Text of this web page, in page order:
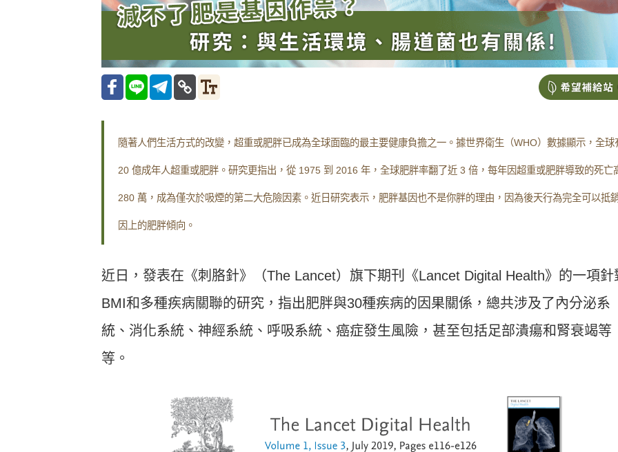
隨著人們生活方式的改變，超重或肥胖已成為全球面臨的最主要健康負擔之一。據世界衛生（WHO）數據顯示，全球
20 億成年人超重或肥胖。研究更指出，從 1975 到 2016 年，全球肥胖率翻了近 3 倍，每年因超重或肥胖導致的死亡
280 萬，成為僅次於吸煙的第二大危險因素。近日研究表示，肥胖基因也不是你胖的理由，因為後天行為完全可以抵
因上的肥胖傾向。
近日，發表在《刺胳針》（The Lancet）旗下期刊《Lancet Digital Health》的一項針
BMI和多種疾病關聯的研究，指出肥胖與30種疾病的因果關係，總共涉及了內分泌系
統、消化系統、神經系統、呼吸系統、癌症發生風險，甚至包括足部潰瘍和腎衰竭等
等。